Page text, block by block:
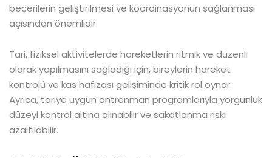
becerilerin geliştirilmesi ve koordinasyonun sağlanması
açısından önemlidir.
Tari, fiziksel aktivitelerde hareketlerin ritmik ve düzenli
olarak yapılmasını sağladığı için, bireylerin hareket
kontrolü ve kas hafızası gelişiminde kritik rol oynar.
Ayrıca, tariye uygun antrenman programlarıyla yorgunluk
düzeyi kontrol altına alınabilir ve sakatlanma riski
azaltılabilir.